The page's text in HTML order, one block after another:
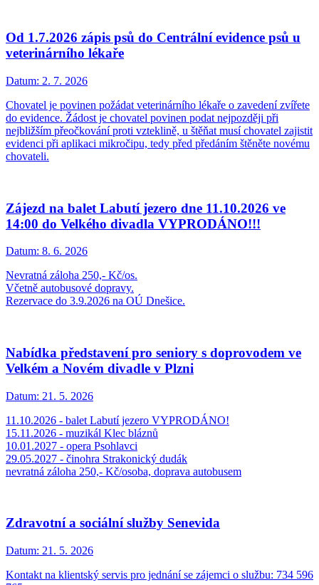
Od 1.7.2026 zápis psů do Centrální evidence psů u
veterinárního lékaře
Datum: 2. 7. 2026
Chovatel je povinen požádat veterinárního lékaře o zavedení zvířete
do evidence. Žádost je chovatel povinen podat nejpozději při
nejbližším přeočkování proti vzteklině, u štěňat musí chovatel zajistit
evidenci při aplikaci mikročipu, tedy před předáním štěněte novému
chovateli.
Zájezd na balet Labutí jezero dne 11.10.2026 ve
14:00 do Velkého divadla VYPRODÁNO!!!
Datum: 8. 6. 2026
Nevratná záloha 250,- Kč/os.
Včetně autobusové dopravy.
Rezervace do 3.9.2026 na OÚ Dnešice.
Nabídka představení pro seniory s doprovodem ve
Velkém a Novém divadle v Plzni
Datum: 21. 5. 2026
11.10.2026 - balet Labutí jezero VYPRODÁNO!
15.11.2026 - muzikál Klec bláznů
10.01.2027 - opera Psohlavci
29.05.2027 - činohra Strakonický dudák
nevratná záloha 250,- Kč/osoba, doprava autobusem
Zdravotní a sociální služby Senevida
Datum: 21. 5. 2026
Kontakt na klientský servis pro jednání se zájemci o službu: 734 596